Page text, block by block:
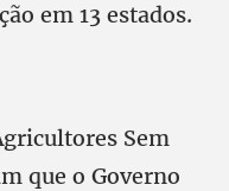
em 13 estados.
Sem
que o Governo